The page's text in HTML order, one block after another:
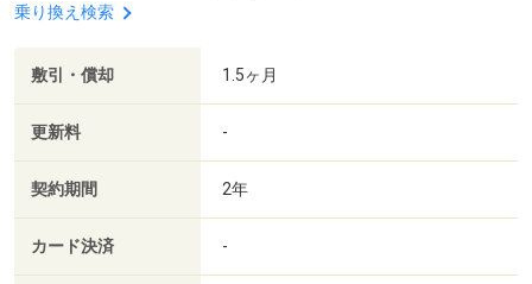
乗り換え検索
敷引・償却 1.5ヶ月
更新料 -
契約期間 2年
カード決済 -